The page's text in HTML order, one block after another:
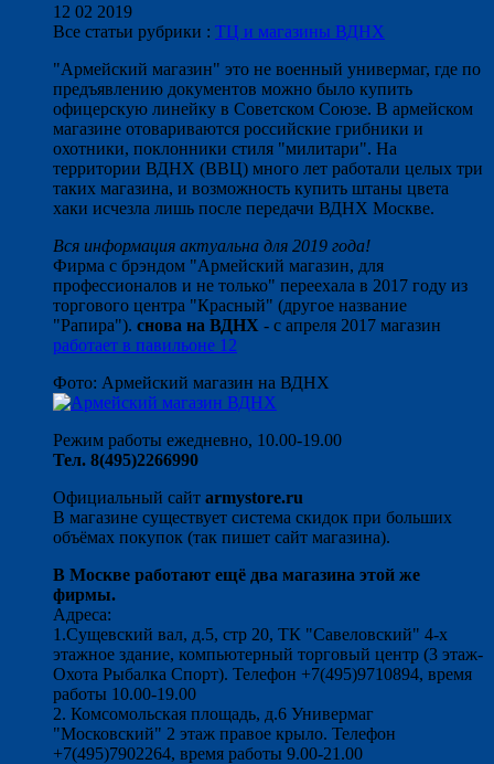
12 02 2019
Все статьи рубрики : ТЦ и магазины ВДНХ
"Армейский магазин" это не военный универмаг, где по
предъявлению документов можно было купить
офицерскую линейку в Советском Союзе. В армейском
магазине отовариваются российские грибники и
охотники, поклонники стиля "милитари". На
территории ВДНХ (ВВЦ) много лет работали целых три
таких магазина, и возможность купить штаны цвета
хаки исчезла лишь после передачи ВДНХ Москве.
Вся информация актуальна для 2019 года!
Фирма с брэндом "Армейский магазин, для
профессионалов и не только" переехала в 2017 году из
торгового центра "Красный" (другое название
"Рапира"). снова на ВДНХ - с апреля 2017 магазин
работает в павильоне 12
Фото: Армейский магазин на ВДНХ
Режим работы ежедневно, 10.00-19.00
Тел. 8(495)2266990
Официальный сайт armystore.ru
В магазине существует система скидок при больших
объёмах покупок (так пишет сайт магазина).
В Москве работают ещё два магазина этой же
фирмы.
Адреса:
1.Сущевский вал, д.5, стр 20, ТК "Савеловский" 4-х
этажное здание, компьютерный торговый центр (3 этаж-
Охота Рыбалка Спорт). Телефон +7(495)9710894, время
работы 10.00-19.00
2. Комсомольская площадь, д.6 Универмаг
"Московский" 2 этаж правое крыло. Телефон
+7(495)7902264, время работы 9.00-21.00